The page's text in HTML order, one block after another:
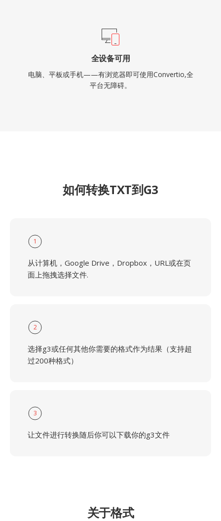
全设备可用
电脑、平板或手机——有浏览器即可使用Convertio,全
平台无障碍。
如何转换TXT到G3
1
从计算机，Google Drive，Dropbox，URL或在页
面上拖拽选择文件.
2
选择g3或任何其他你需要的格式作为结果（支持超
过200种格式）
3
让文件进行转换随后你可以下载你的g3文件
关于格式